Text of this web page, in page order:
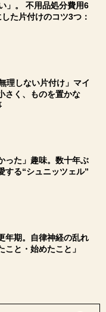
」。 不用品処分費用6
た片付けのコツ3つ：
理しない片付け」マイ
さく、ものを置かな
った」趣味。数十年ぶ
する“シュニッツェル”
年期。自律神経の乱れ
と・始めたこと」